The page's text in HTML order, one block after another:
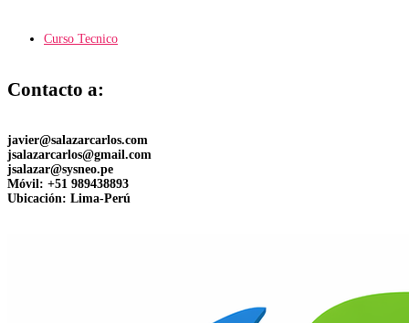
Curso Tecnico
Contacto a:
javier@salazarcarlos.com
jsalazarcarlos@gmail.com
jsalazar@sysneo.pe
Móvil: +51 ​989438893
Ubicación: Lima-Perú